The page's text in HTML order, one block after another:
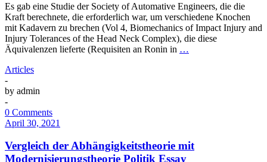
Es gab eine Studie der Society of Automative Engineers, die die
Kraft berechnete, die erforderlich war, um verschiedene Knochen
mit Kadavern zu brechen (Vol 4, Biomechanics of Impact Injury and
Injury Tolerances of the Head Neck Complex), die diese
Äquivalenzen lieferte (Requisiten an Ronin in …
Articles
-
by admin
-
0 Comments
April 30, 2021
Vergleich der Abhängigkeitstheorie mit
Modernisierungstheorie Politik Essay